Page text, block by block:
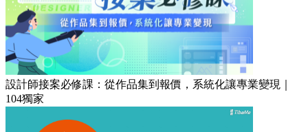
設計師接案必修課：從作品集到報價，系統化讓專業變現｜
104獨家